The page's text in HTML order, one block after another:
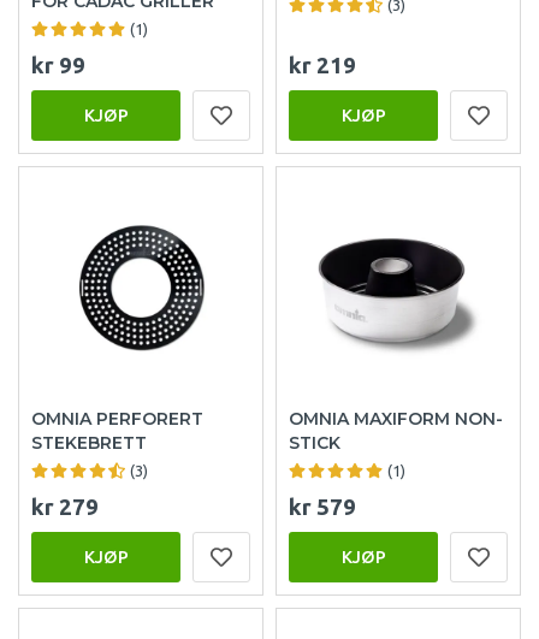
(1)
kr 99
KJØP
(3)
kr 219
KJØP
OMNIA PERFORERT
STEKEBRETT
(3)
kr 279
KJØP
OMNIA MAXIFORM NON-
STICK
(1)
kr 579
KJØP